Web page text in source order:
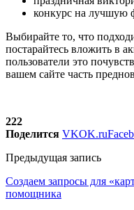
конкурс на лучшую
Выбирайте то, что
постарайтесь вложить в
пользователи это
вашем сайте часть
222
Поделится VKOK.ru
Предыдущая запись
Создаем запросы для
помощника